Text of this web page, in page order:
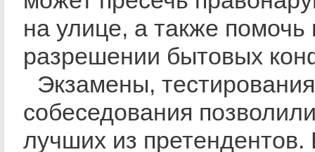
на улице, а также помочь
разрешении бытовых
Экзамены,
собеседования
лучших из